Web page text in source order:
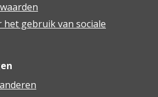
het gebruik van sociale